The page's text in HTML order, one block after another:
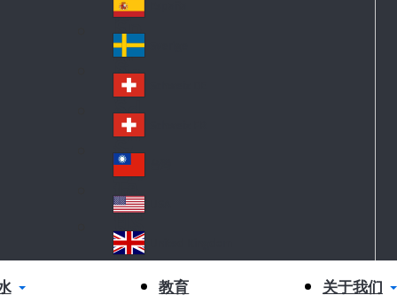
ia
ut
h
Af
ric
a
Sp
ai
n
S
w
ed
en
S
wi
tz
erl
an
d
S
wi
tz
erl
an
d
Ta
iw
an
US
A
Un
ite 教育 关于我们